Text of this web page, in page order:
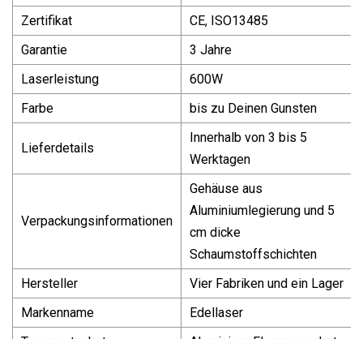
Zertifikat
CE, ISO13485
Garantie
3 Jahre
Laserleistung
600W
Farbe
bis zu Deinen Gunsten
Lieferdetails
Innerhalb von 3 bis 5
Werktagen
Verpackungsinformationen
Gehäuse aus
Aluminiumlegierung und 5
cm dicke
Schaumstoffschichten
Hersteller
Vier Fabriken und ein Lager
Markenname
Edellaser